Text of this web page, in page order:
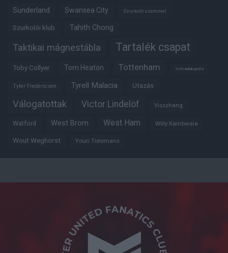
Sunderland Swansea City Szurkoló szemmel
Szurkolói klub Tahith Chong
Taktikai mágnestábla Tartalék csapat
Toby Collyer Tom Heaton Tottenham Trófeabibliográfia
Tyler Fredericson Tyrell Malacia Utazás
Válogatottak Victor Lindelöf Visszhang
Watford West Brom West Ham Willy Kambwala
Wout Weghorst Youri Tielemans